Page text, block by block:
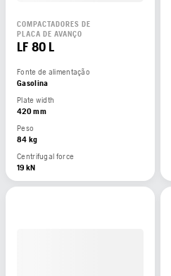
COMPACTADORES DE
PLACA DE AVANÇO
LF 80 L
Fonte de alimentação
Gasolina
Plate width
420 mm
Peso
84 kg
Centrifugal force
19 kN